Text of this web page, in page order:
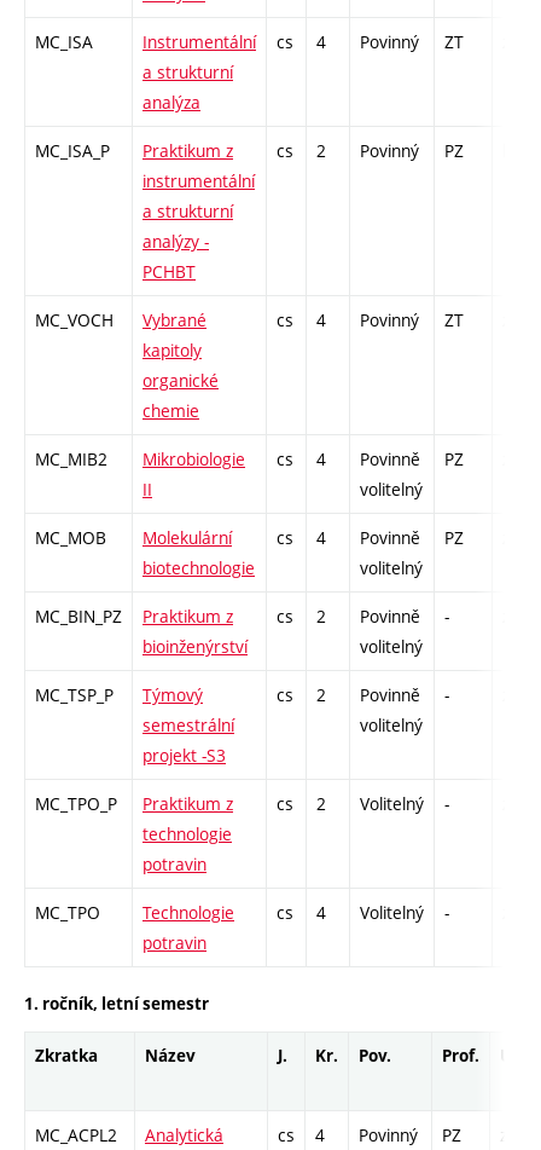
MC_ISA
Instrumentální
a strukturní
analýza
cs 4 Povinný ZT
MC_ISA_P
Praktikum z
instrumentální
a strukturní
analýzy -
PCHBT
cs 2 Povinný PZ
MC_VOCH
Vybrané
kapitoly
organické
chemie
cs 4 Povinný ZT
MC_MIB2
Mikrobiologie
II
cs 4
Povinně
volitelný
PZ
MC_MOB
Molekulární
biotechnologie
cs 4
Povinně
volitelný
PZ
MC_BIN_PZ
Praktikum z
bioinženýrství
cs 2
Povinně
volitelný
-
MC_TSP_P
Týmový
semestrální
projekt -S3
cs 2
Povinně
volitelný
-
MC_TPO_P
Praktikum z
technologie
potravin
cs 2 Volitelný -
MC_TPO
Technologie
potravin
cs 4 Volitelný -
1. ročník, letní semestr
Zkratka Název J. Kr. Pov. Prof.
MC_ACPL2
Analytická
cs 4 Povinný PZ zk